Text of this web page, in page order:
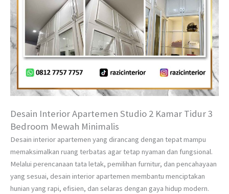
Desain Interior Apartemen Studio 2 Kamar Tidur 3
Bedroom Mewah Minimalis
Desain interior apartemen yang dirancang dengan tepat mampu
memaksimalkan ruang terbatas agar tetap nyaman dan fungsional.
Melalui perencanaan tata letak, pemilihan furnitur, dan pencahayaan
yang sesuai, desain interior apartemen membantu menciptakan
hunian yang rapi, efisien, dan selaras dengan gaya hidup modern.